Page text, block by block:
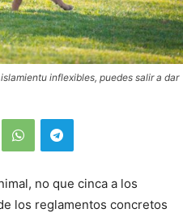
inflexibles, puedes salir a dar
no que cinca a los
los reglamentos concretos